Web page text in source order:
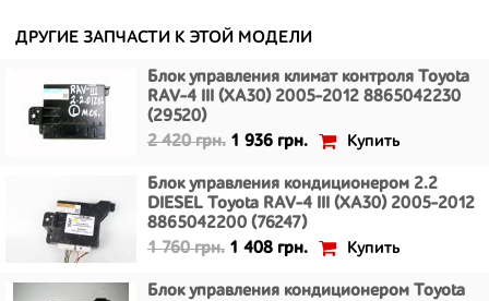
ДРУГИЕ ЗАПЧАСТИ К ЭТОЙ МОДЕЛИ
Блок управления климат контроля Toyota
RAV-4 III (XA30) 2005-2012 8865042230
(29520)
2 420 грн. 1 936 грн. Купить
Блок управления кондиционером 2.2
DIESEL Toyota RAV-4 III (XA30) 2005-2012
8865042200 (76247)
1 760 грн. 1 408 грн. Купить
Блок управления кондиционером Toyota